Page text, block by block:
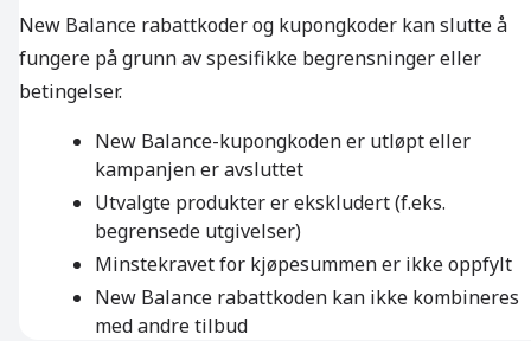
New Balance rabattkoder og kupongkoder kan slutte å
fungere på grunn av spesifikke begrensninger eller
betingelser.
New Balance-kupongkoden er utløpt eller
kampanjen er avsluttet
Utvalgte produkter er ekskludert (f.eks.
begrensede utgivelser)
Minstekravet for kjøpesummen er ikke oppfylt
New Balance rabattkoden kan ikke kombineres
med andre tilbud